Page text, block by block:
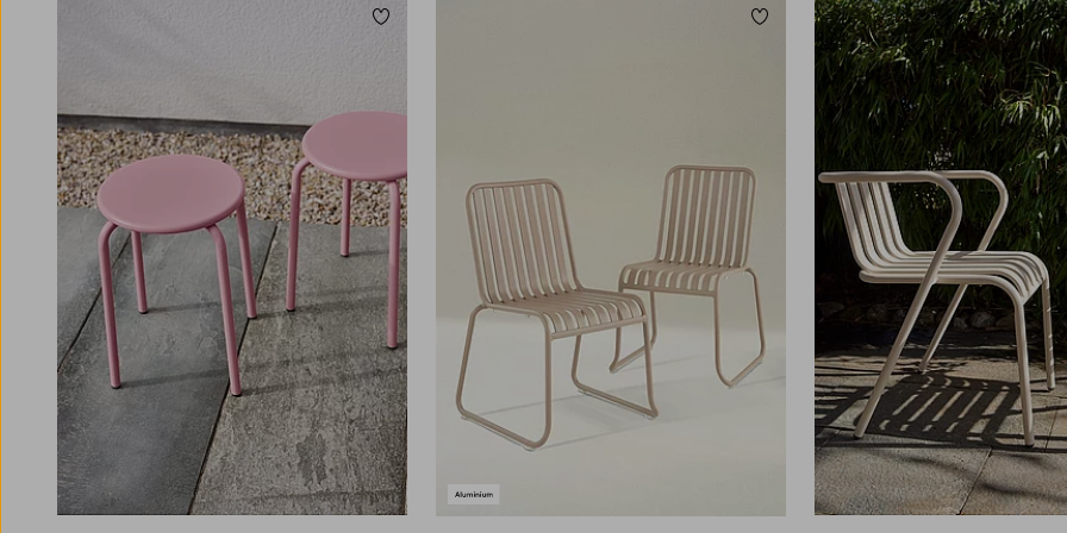
både med og uden armlæn, høj ryg for ekstra
støtte, eller mere kompakte varianter, der
passer ind hvor pladsen er trang. Vil du skabe
en afslappet loungestemning kan du kombinere
dine udendørsstole med lave borde, bløde
hynder og udendørs taburetter for et mere
afslappet look. Klapstole er perfekte til altaner
og mindre rum, da de er praktiske,
pladsbesparende og nemme at flytte rundt på.
Uanset om du laver en spisegruppe, et lille
caféhjørne eller et loungeområde, så finder du
de helt rigtige udendørsstole hos os. Gå på
opdagelse i hele sortimentet og vælg mellem
klassiske, moderne eller rustikke modeller, alle
med fokus på funktion og design. Uanset om
Tilføj til favoritter Tilføj til favoritter